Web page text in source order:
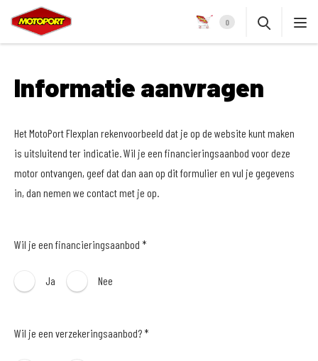
0
Informatie aanvragen
Het MotoPort Flexplan rekenvoorbeeld dat je op de website kunt maken
is uitsluitend ter indicatie. Wil je een financieringsaanbod voor deze
motor ontvangen, geef dat dan aan op dit formulier en vul je gegevens
in, dan nemen we contact met je op.
Wil je een financieringsaanbod *
Ja Nee
Wil je een verzekeringsaanbod? *